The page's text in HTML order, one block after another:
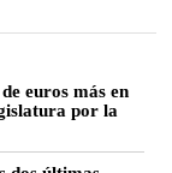
euros más en
por la